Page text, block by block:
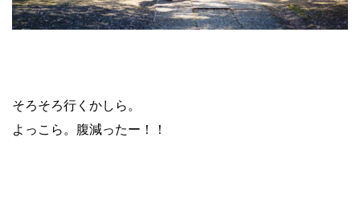
そろそろ行くかしら。
よっこら。腹減ったー！！